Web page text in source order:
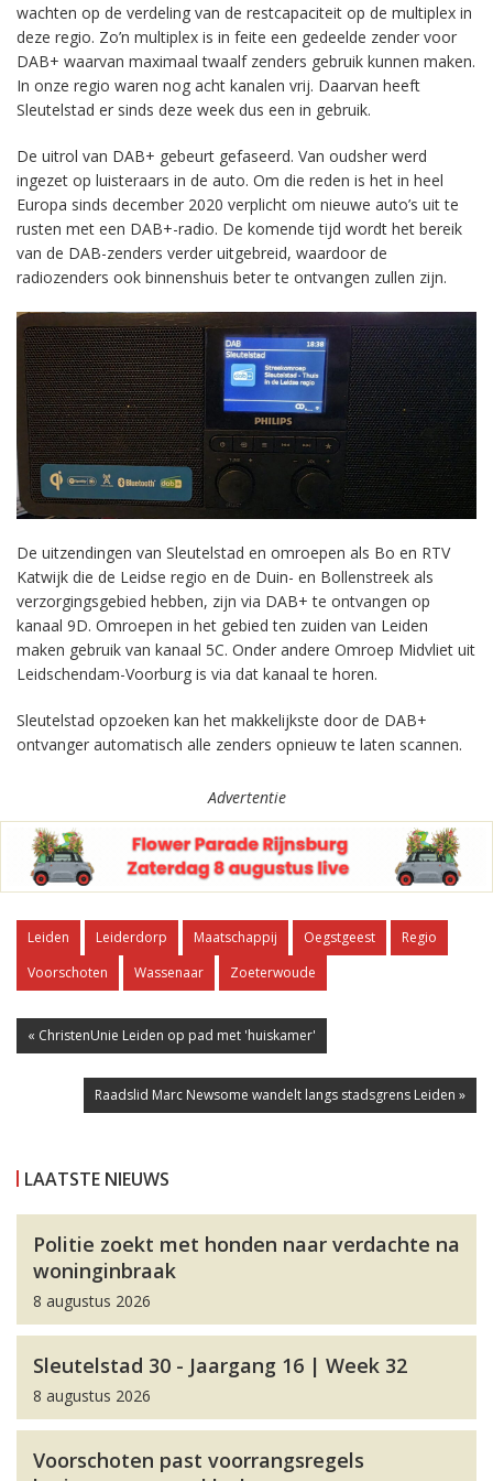
wachten op de verdeling van de restcapaciteit op de multiplex in
deze regio. Zo’n multiplex is in feite een gedeelde zender voor
DAB+ waarvan maximaal twaalf zenders gebruik kunnen maken.
In onze regio waren nog acht kanalen vrij. Daarvan heeft
Sleutelstad er sinds deze week dus een in gebruik.
De uitrol van DAB+ gebeurt gefaseerd. Van oudsher werd
ingezet op luisteraars in de auto. Om die reden is het in heel
Europa sinds december 2020 verplicht om nieuwe auto’s uit te
rusten met een DAB+-radio. De komende tijd wordt het bereik
van de DAB-zenders verder uitgebreid, waardoor de
radiozenders ook binnenshuis beter te ontvangen zullen zijn.
De uitzendingen van Sleutelstad en omroepen als Bo en RTV
Katwijk die de Leidse regio en de Duin- en Bollenstreek als
verzorgingsgebied hebben, zijn via DAB+ te ontvangen op
kanaal 9D. Omroepen in het gebied ten zuiden van Leiden
maken gebruik van kanaal 5C. Onder andere Omroep Midvliet uit
Leidschendam-Voorburg is via dat kanaal te horen.
Sleutelstad opzoeken kan het makkelijkste door de DAB+
ontvanger automatisch alle zenders opnieuw te laten scannen.
Advertentie
Leiden Leiderdorp Maatschappij Oegstgeest
Regio
Voorschoten
Wassenaar Zoeterwoude
« ChristenUnie Leiden op pad met 'huiskamer'
Raadslid Marc Newsome wandelt langs stadsgrens Leiden »
LAATSTE NIEUWS
Politie zoekt met honden naar verdachte na
woninginbraak
8 augustus 2026
Sleutelstad 30 - Jaargang 16 | Week 32
8 augustus 2026
Voorschoten past voorrangsregels